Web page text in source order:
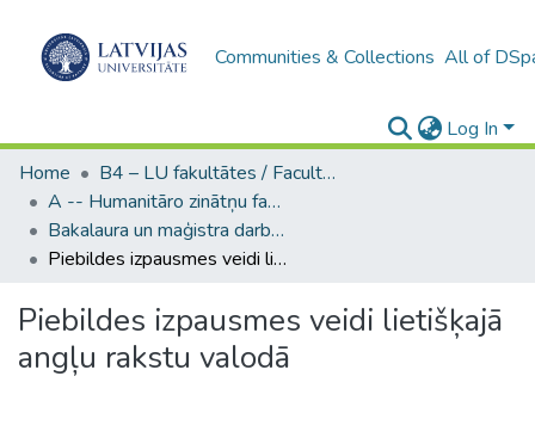
Communities & Collections All of
Log In
Home
B4 – LU fakultātes / Faculties of the UL
A -- Humanitāro zinātņu fakultāte / Faculty of Humanities
Bakalaura un maģistra darbi (HZF) / Bachelor's and Master's theses
Piebildes izpausmes veidi lietišķajā angļu rakstu valodā
Piebildes izpausmes veidi lietišķajā
angļu rakstu valodā